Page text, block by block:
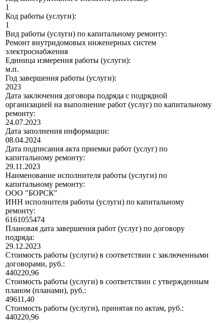
1
Код работы (услуги):
1
Вид работы (услуги) по капитальному ремонту:
Ремонт внутридомовых инженерных систем
электроснабжения
Единица измерения работы (услуги):
м.п.
Год завершения работы (услуги):
2023
Дата заключения договора подряда с подрядной
организацией на выполнение работ (услуг) по капитальному
ремонту:
24.07.2023
Дата заполнения информации:
08.04.2024
Дата подписания акта приемки работ (услуг) по
капитальному ремонту:
29.11.2023
Наименование исполнителя работы (услуги) по
капитальному ремонту:
ООО "БОРСК"
ИНН исполнителя работы (услуги) по капитальному
ремонту:
6161055474
Плановая дата завершения работ (услуг) по договору
подряда:
29.12.2023
Стоимость работы (услуги) в соответствии с заключенными
договорами, руб.:
440220,96
Стоимость работы (услуги) в соответствии с утвержденным
планом (планами), руб.:
49611,40
Стоимость работы (услуги), принятая по актам, руб.:
440220,96